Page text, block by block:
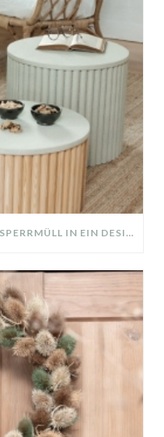
DIY UPCYLING IDEE: WIE MAN SPERRMÜLL IN EIN DESIGNER TEIL VERWANDELT